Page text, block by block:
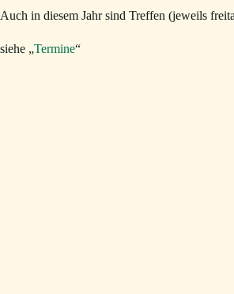
Auch in diesem Jahr sind Treffen (jeweils
siehe „Termine“